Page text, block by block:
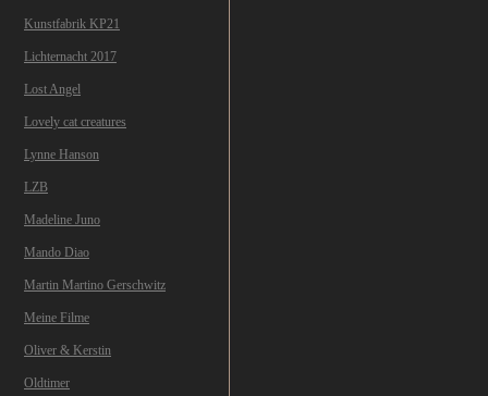
Kunstfabrik KP21
Lichternacht 2017
Lost Angel
Lovely cat creatures
Lynne Hanson
LZB
Madeline Juno
Mando Diao
Martin Martino Gerschwitz
Meine Filme
Oliver & Kerstin
Oldtimer